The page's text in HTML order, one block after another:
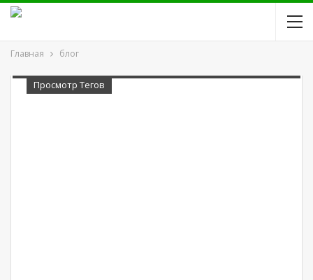
Главная блог
Просмотр Тегов